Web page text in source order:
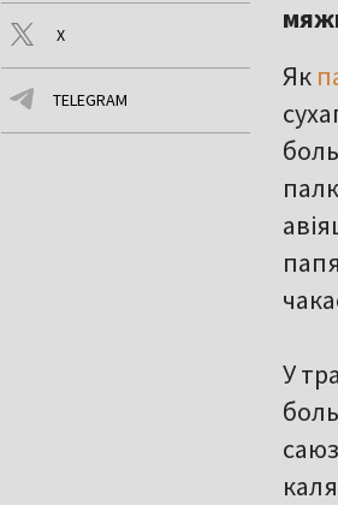
X
TELEGRAM
Як
У